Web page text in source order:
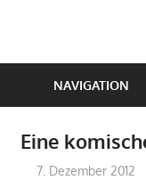
NAVIGATION
Eine
7. Dezember 2012